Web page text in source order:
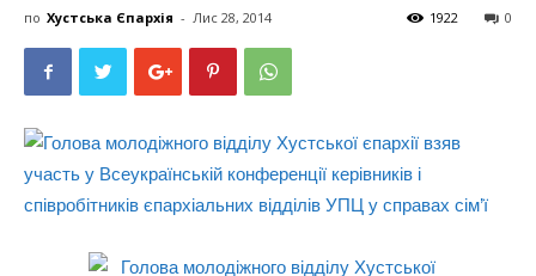
по Хустська Єпархія - Лис 28, 2014 0
1922